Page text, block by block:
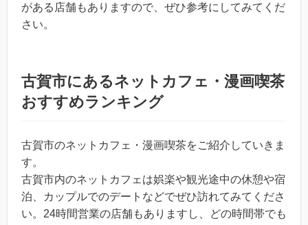
がある店舗もありますので、ぜひ参考にしてみてくだ
さい。
古賀市にあるネットカフェ・漫画喫茶
おすすめランキング
古賀市のネットカフェ・漫画喫茶をご紹介していきま
す。
古賀市内のネットカフェは娯楽や観光途中の休憩や宿
泊、カップルでのデートなどでぜひ訪れてみてくださ
い。24時間営業の店舗もありますし、どの時間帯でも